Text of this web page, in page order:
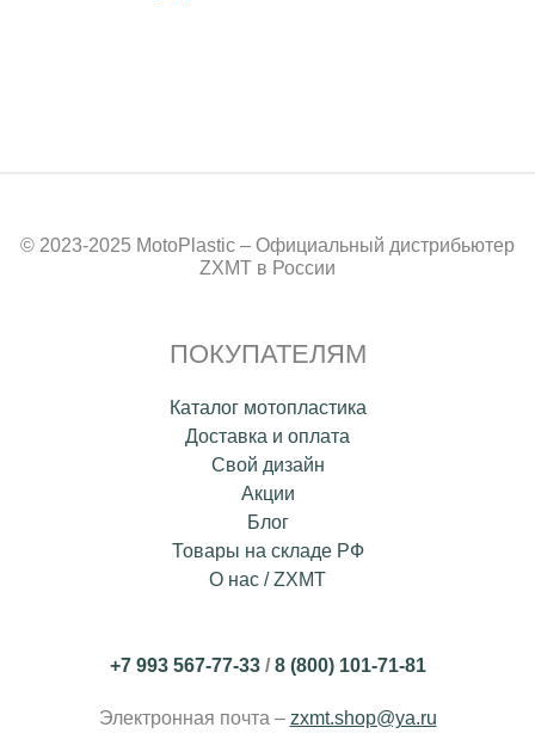
© 2023-2025 MotoPlastic – Официальный дистрибьютер
ZXMT в России
ПОКУПАТЕЛЯМ
Каталог мотопластика
Доставка и оплата
Свой дизайн
Акции
Блог
Товары на складе РФ
О нас / ZXMT
+7 993 567-77-33/8 (800) 101-71-81
Электронная почта – zxmt.shop@ya.ru